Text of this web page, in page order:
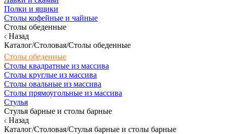
Полки и ящики
Столы кофейные и чайные
Столы обеденные
Назад
Каталог/Столовая/Столы обеденные
Столы обеденные
Столы квадратные из массива
Столы круглые из массива
Столы овальные из массива
Столы прямоугольные из массива
Стулья
Стулья барные и столы барные
Назад
Каталог/Столовая/Стулья барные и столы барные